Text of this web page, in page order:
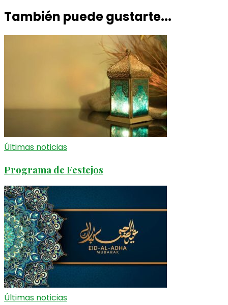
También puede gustarte...
Últimas noticias
Programa de Festejos
Últimas noticias